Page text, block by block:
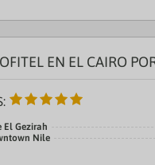
EN EL CAIRO
El Gezirah
Nile